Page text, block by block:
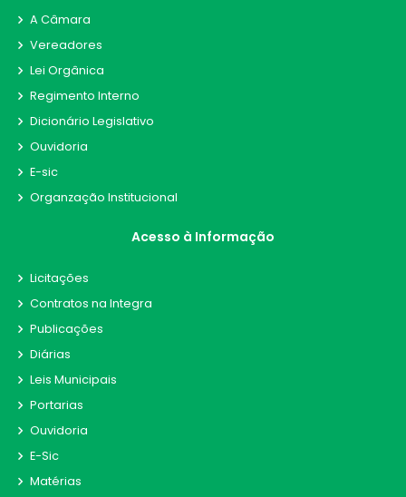
A Câmara
Vereadores
Lei Orgânica
Regimento Interno
Dicionário Legislativo
Ouvidoria
E-sic
Organzação Institucional
Acesso à Informação
Licitações
Contratos na Integra
Publicações
Diárias
Leis Municipais
Portarias
Ouvidoria
E-Sic
Matérias